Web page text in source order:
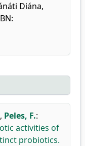
Diána,
, Peles, F.:
activities of
probiotics.